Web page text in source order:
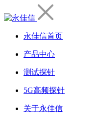
永佳信首页
产品中心
测试探针
5G高频探针
关于永佳信